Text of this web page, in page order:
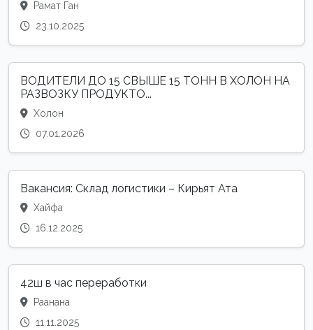
Рамат Ган
23.10.2025
ВОДИТЕЛИ ДО 15 СВЫШЕ 15 ТОНН В ХОЛОН НА
РАЗВОЗКУ ПРОДУКТО...
Холон
07.01.2026
Вакансия: Склад логистики – Кирьят Ата
Хайфа
16.12.2025
42ш в час переработки
Раанана
11.11.2025